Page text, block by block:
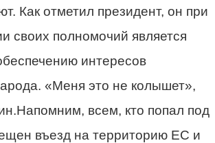
Как отметил президент, он при
своих полномочий является
интересов
«Меня это не колышет»,
всем, кто попал под
въезд на территорию ЕС и